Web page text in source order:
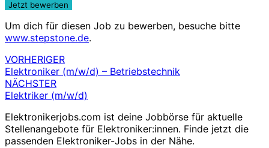
Um dich für diesen Job zu bewerben, besuche bitte
www.stepstone.de.
Beitragsnavigation
VORHERIGER
Elektroniker (m/w/d) – Betriebstechnik
NÄCHSTER
Elektriker (m/w/d)
Elektronikerjobs.com ist deine Jobbörse für aktuelle
Stellenangebote für Elektroniker:innen. Finde jetzt die
passenden Elektroniker-Jobs in der Nähe.